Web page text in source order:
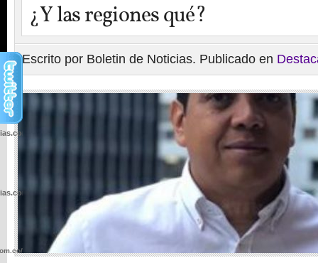
¿Y las regiones qué?
Escrito por Boletin de Noticias. Publicado en
wp-
wp-
wp-